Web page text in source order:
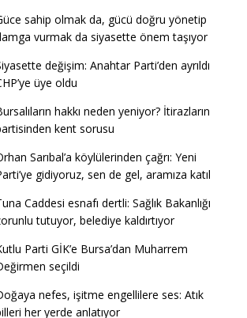
sahip olmak da, gücü doğru yönetip
vurmak da siyasette önem taşıyor
değişim: Anahtar Parti’den ayrıldı
üye oldu
hakkı neden yeniyor? İtirazların
kent sorusu
Sarıbal’a köylülerinden çağrı: Yeni
gidiyoruz, sen de gel, aramıza katıl
Caddesi esnafı dertli: Sağlık Bakanlığı
tutuyor, belediye kaldırtıyor
Parti GİK’e Bursa’dan Muharrem
seçildi
nefes, işitme engellilere ses: Atık
her yerde anlatıyor